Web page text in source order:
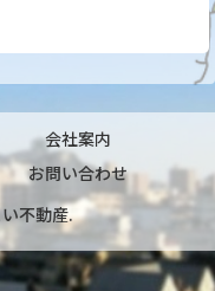
会社案内
お問い合わせ
不動産.